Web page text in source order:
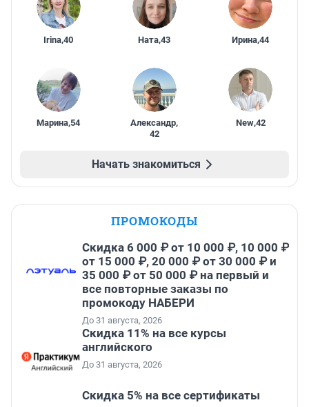
Irina,40 Ната,43 Ирина,44
Марина,54 Александр,
42
New,42
Начать знакомиться
ПРОМОКОДЫ
Скидка 6 000 ₽ от 10 000 ₽, 10 000 ₽
от 15 000 ₽, 20 000 ₽ от 30 000 ₽ и
35 000 ₽ от 50 000 ₽ на первый и
все повторные заказы по
промокоду НАБЕРИ
До 31 августа, 2026
Скидка 11% на все курсы
английского
До 31 августа, 2026
Скидка 5% на все сертификаты